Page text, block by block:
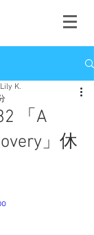
「A
」休
K.